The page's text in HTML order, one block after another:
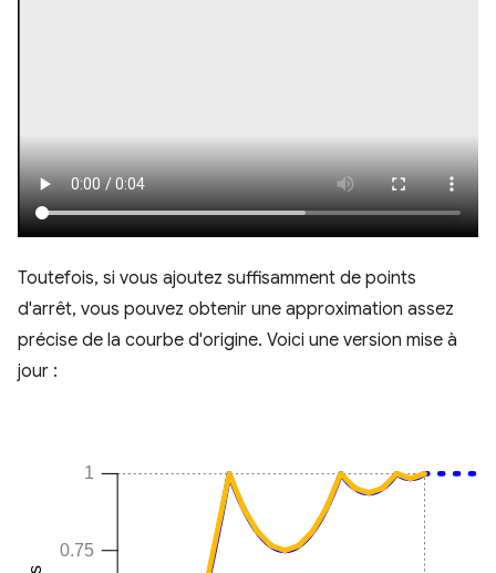
Toutefois, si vous ajoutez suffisamment de points
d'arrêt, vous pouvez obtenir une approximation assez
précise de la courbe d'origine. Voici une version mise à
jour :